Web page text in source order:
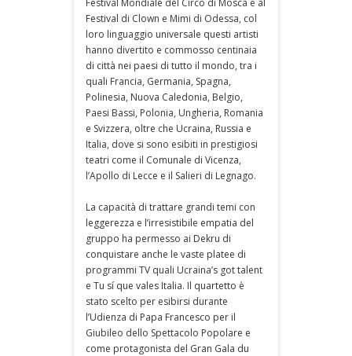
Festival di Clown e Mimi di Odessa, col
loro linguaggio universale questi artisti
hanno divertito e commosso centinaia
di città nei paesi di tutto il mondo, tra i
quali Francia, Germania, Spagna,
Polinesia, Nuova Caledonia, Belgio,
Paesi Bassi, Polonia, Ungheria, Romania
e Svizzera, oltre che Ucraina, Russia e
Italia, dove si sono esibiti in prestigiosi
teatri come il Comunale di Vicenza,
l’Apollo di Lecce e il Salieri di Legnago.
La capacità di trattare grandi temi con
leggerezza e l’irresistibile empatia del
gruppo ha permesso ai Dekru di
conquistare anche le vaste platee di
programmi TV quali Ucraina’s got talent
e Tu sí que vales Italia. Il quartetto è
stato scelto per esibirsi durante
l’Udienza di Papa Francesco per il
Giubileo dello Spettacolo Popolare e
come protagonista del Gran Gala du